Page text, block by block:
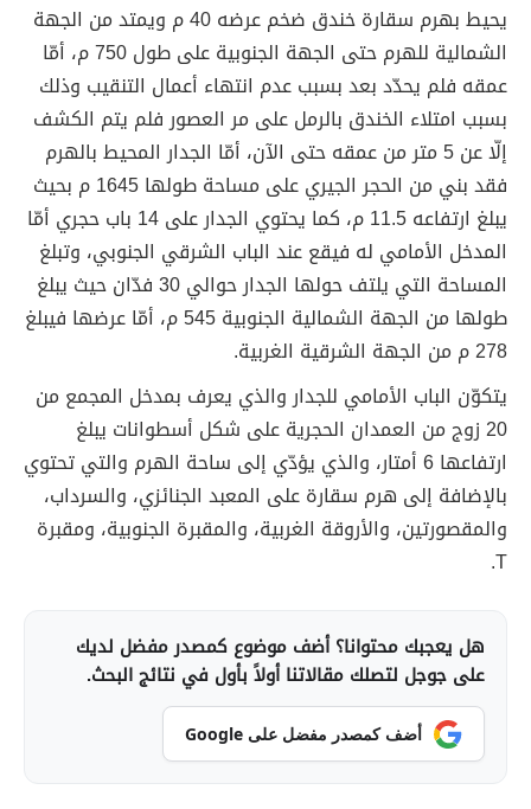
يحيط بهرم سقارة خندق ضخم عرضه 40 م ويمتد من الجهة
الشمالية للهرم حتى الجهة الجنوبية على طول 750 م، أمّا
عمقه فلم يحدّد بعد بسبب عدم انتهاء أعمال التنقيب وذلك
بسبب امتلاء الخندق بالرمل على مر العصور فلم يتم الكشف
إلّا عن 5 متر من عمقه حتى الآن، أمّا الجدار المحيط بالهرم
فقد بني من الحجر الجيري على مساحة طولها 1645 م بحيث
يبلغ ارتفاعه 11.5 م، كما يحتوي الجدار على 14 باب حجري أمّا
المدخل الأمامي له فيقع عند الباب الشرقي الجنوبي، وتبلغ
المساحة التي يلتف حولها الجدار حوالي 30 فدّان حيث يبلغ
طولها من الجهة الشمالية الجنوبية 545 م، أمّا عرضها فيبلغ
278 م من الجهة الشرقية الغربية.
يتكوّن الباب الأمامي للجدار والذي يعرف بمدخل المجمع من
20 زوج من العمدان الحجرية على شكل أسطوانات يبلغ
ارتفاعها 6 أمتار، والذي يؤدّي إلى ساحة الهرم والتي تحتوي
بالإضافة إلى هرم سقارة على المعبد الجنائزي، والسرداب،
والمقصورتين، والأروقة الغربية، والمقبرة الجنوبية، ومقبرة
T.
هل يعجبك محتوانا؟ أضف موضوع كمصدر مفضل لديك
على جوجل لتصلك مقالاتنا أولاً بأول في نتائج البحث.
أضف كمصدر مفضل على Google